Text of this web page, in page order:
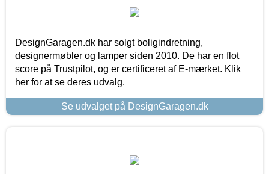
DesignGaragen.dk har solgt boligindretning,
designermøbler og lamper siden 2010. De har en flot
score på Trustpilot, og er certificeret af E-mærket. Klik
her for at se deres udvalg.
Se udvalget på DesignGaragen.dk